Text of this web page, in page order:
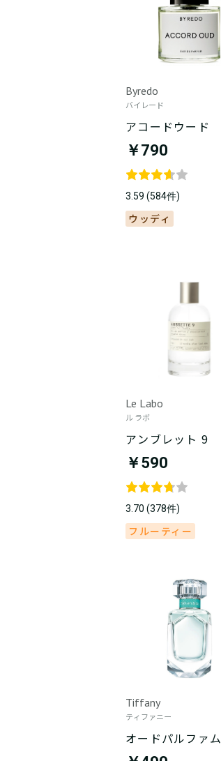
Byredo
バイレード
アコードウード
￥790
3.59 (584件)
ウッディ
Le Labo
ル ラボ
アンブレット 9
￥590
3.70 (378件)
フルーティー
Tiffany
ティファニー
オードパルファム